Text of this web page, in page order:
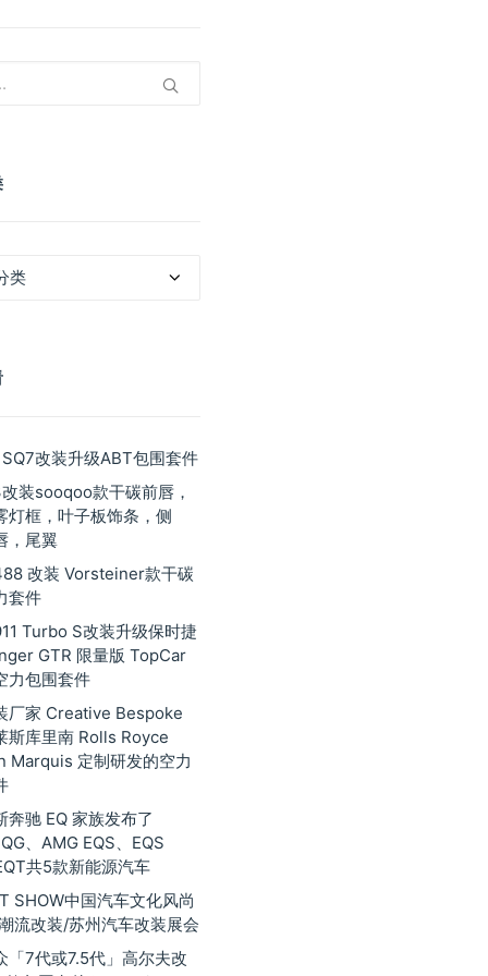
改装升级ABT包围套件
装sooqoo款干碳前唇，
灯框，叶子板饰条，侧
，尾翼
改装 Vorsteiner款干碳
套件
Turbo S改装升级保时捷
GTR 限量版 TopCar
力包围套件
厂家 Creative Bespoke
斯库里南 Rolls Royce
Marquis 定制研发的空力
奔驰 EQ 家族发布了
、AMG EQS、EQS
共5款新能源汽车
SHOW中国汽车文化风尚
流改装/苏州汽车改装展会
「7代或7.5代」高尔夫改